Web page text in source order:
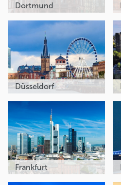
Dortmund
Düsseldorf
Frankfurt